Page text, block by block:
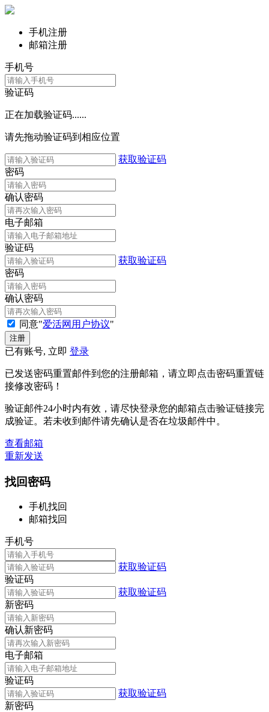
手机注册
邮箱注册
手机号
验证码
正在加载验证码......
请先拖动验证码到相应位置
获取验证码
密码
确认密码
电子邮箱
验证码
获取验证码
密码
确认密码
同意"爱活网用户协议"
已有账号, 立即 登录
已发送密码重置邮件到您的注册邮箱，请立即点击密码重置链
接修改密码！
验证邮件24小时内有效，请尽快登录您的邮箱点击验证链接完
成验证。若未收到邮件请先确认是否在垃圾邮件中。
查看邮箱
重新发送
找回密码
手机找回
邮箱找回
手机号
获取验证码
验证码
获取验证码
新密码
确认新密码
电子邮箱
验证码
获取验证码
新密码